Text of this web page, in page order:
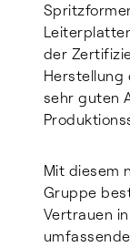
der
sehr guten
Mit diesem
Gruppe
Vertrauen